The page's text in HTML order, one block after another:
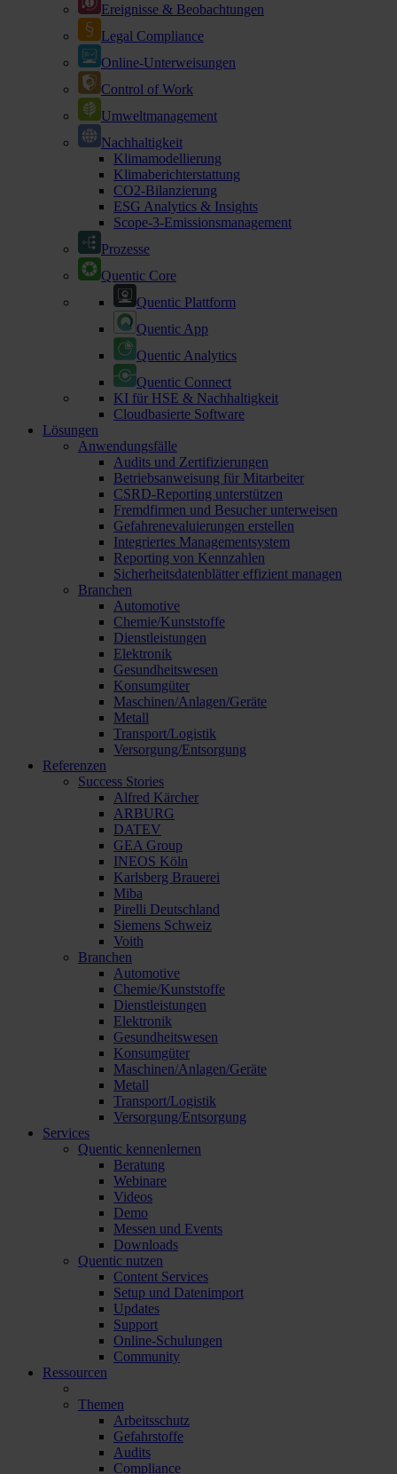
Ereignisse & Beobachtungen
Legal Compliance
Online-Unterweisungen
Control of Work
Umweltmanagement
Nachhaltigkeit
Klimamodellierung
Klimaberichterstattung
CO2-Bilanzierung
ESG Analytics & Insights
Scope-3-Emissionsmanagement
Prozesse
Quentic Core
Quentic Plattform
Quentic App
Quentic Analytics
Quentic Connect
KI für HSE & Nachhaltigkeit
Cloudbasierte Software
Lösungen
Anwendungsfälle
Audits und Zertifizierungen
Betriebsanweisung für Mitarbeiter
CSRD-Reporting unterstützen
Fremdfirmen und Besucher unterweisen
Gefahrenevaluierungen erstellen
Integriertes Managementsystem
Reporting von Kennzahlen
Sicherheitsdatenblätter effizient managen
Branchen
Automotive
Chemie/Kunststoffe
Dienstleistungen
Elektronik
Gesundheitswesen
Konsumgüter
Maschinen/Anlagen/Geräte
Metall
Transport/Logistik
Versorgung/Entsorgung
Referenzen
Success Stories
Alfred Kärcher
ARBURG
DATEV
GEA Group
INEOS Köln
Karlsberg Brauerei
Miba
Pirelli Deutschland
Siemens Schweiz
Voith
Branchen
Automotive
Chemie/Kunststoffe
Dienstleistungen
Elektronik
Gesundheitswesen
Konsumgüter
Maschinen/Anlagen/Geräte
Metall
Transport/Logistik
Versorgung/Entsorgung
Services
Quentic kennenlernen
Beratung
Webinare
Videos
Demo
Messen und Events
Downloads
Quentic nutzen
Content Services
Setup und Datenimport
Updates
Support
Online-Schulungen
Community
Ressourcen
Themen
Arbeitsschutz
Gefahrstoffe
Audits
Compliance